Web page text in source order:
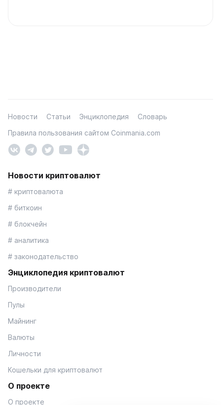
Новости Статьи Энциклопедия
Словарь
Правила пользования сайтом Coinmania.com
Новости криптовалют
# криптовалюта
# биткоин
# блокчейн
# аналитика
# законодательство
Энциклопедия криптовалют
Производители
Пулы
Майнинг
Валюты
Личности
Кошельки для криптовалют
О проекте
О проекте